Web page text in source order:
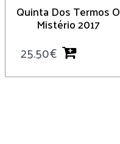
Quinta Dos Termos O
Mistério 2017
25.50€